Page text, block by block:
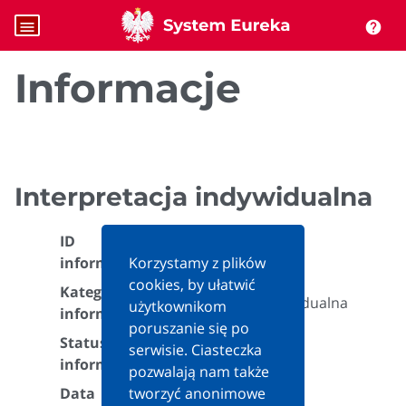
menu help
Informacje
Interpretacja indywidualna
ID
informacji:
Kategoria
informacji:
Interpretacja indywidualna
Status
informacji:
Aktualna
Data
Korzystamy z plików
cookies, by ułatwić
użytkownikom
poruszanie się po
serwisie. Ciasteczka
pozwalają nam także
tworzyć anonimowe